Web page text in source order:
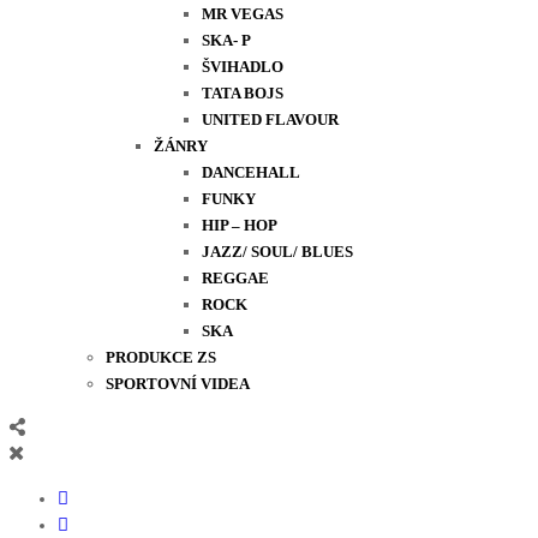
MR VEGAS
SKA- P
ŠVIHADLO
TATA BOJS
UNITED FLAVOUR
ŽÁNRY
DANCEHALL
FUNKY
HIP – HOP
JAZZ/ SOUL/ BLUES
REGGAE
ROCK
SKA
PRODUKCE ZS
SPORTOVNÍ VIDEA